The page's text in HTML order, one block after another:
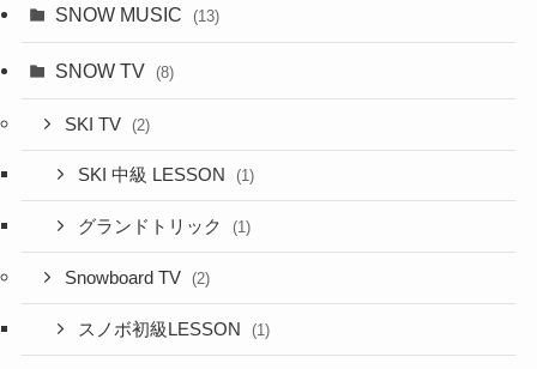
SNOW MUSIC (13)
SNOW TV (8)
SKI TV (2)
SKI 中級 LESSON (1)
グランドトリック (1)
Snowboard TV (2)
スノボ初級LESSON (1)